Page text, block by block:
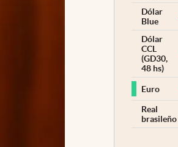
Dólar
Blue
Dólar
CCL
(GD30,
48 hs)
Euro
Real
brasileño